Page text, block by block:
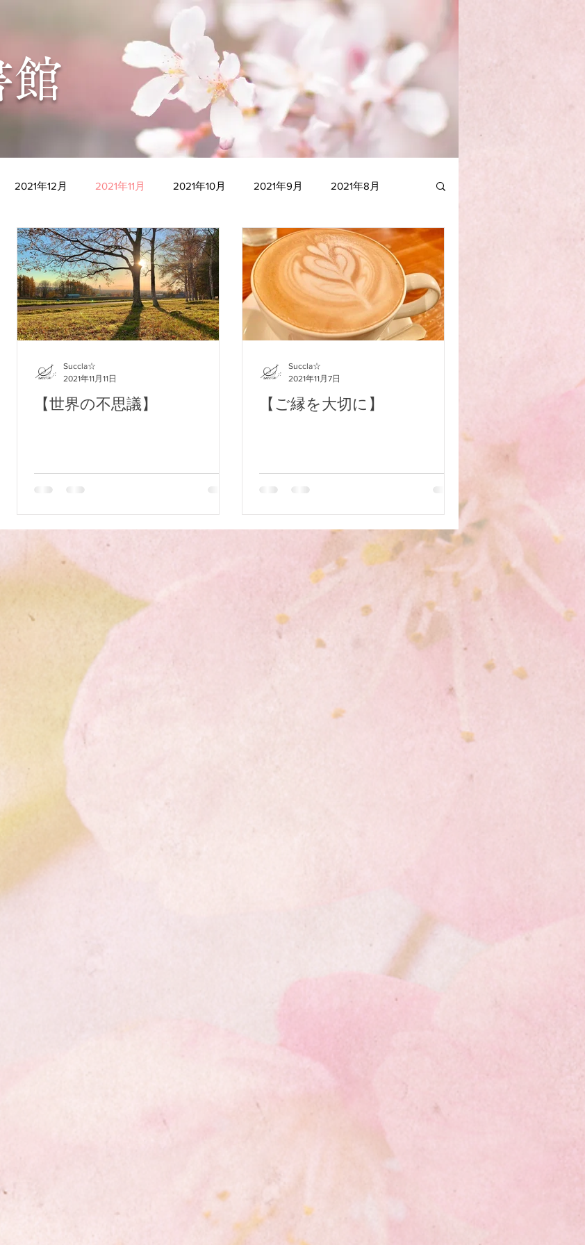
館
2021年12月 2021年11月 2021年10月 2021年9月 2021年8月
2021年4月 2021年3月 2021年2月 2021年1月 2020年12月
9月 2020年8月 2020年7月 2020年6月 2020年5月 2020年4月
負った息子の覚悟 溢れ出る涙とありがとう あなたの魂の行く先
【世界の不思議】
Succla☆
2021年11月11日
【ご縁を大切に】
Succla☆
2021年11月7日